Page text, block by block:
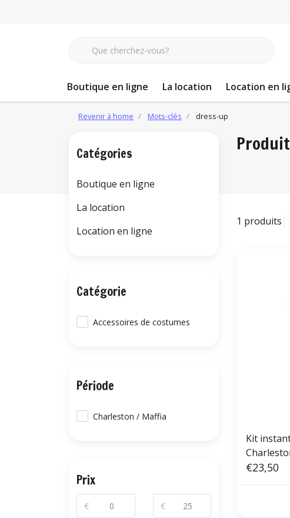
Boutique en ligne La location Location en
Revenir à home Mots-clés dress-up
1 produits
Kit
bandeau
€23,50
Catégories
Boutique en ligne
La location
Location en ligne
Catégorie
Accessoires de costumes
Période
Charleston / Maffia
Prix
€ €